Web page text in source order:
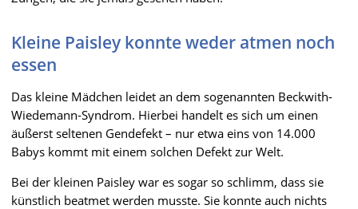
Kleine Paisley konnte weder atmen noch
essen
Das kleine Mädchen leidet an dem sogenannten Beckwith-
Wiedemann-Syndrom. Hierbei handelt es sich um einen
äußerst seltenen Gendefekt – nur etwa eins von 14.000
Babys kommt mit einem solchen Defekt zur Welt.
Bei der kleinen Paisley war es sogar so schlimm, dass sie
künstlich beatmet werden musste. Sie konnte auch nichts